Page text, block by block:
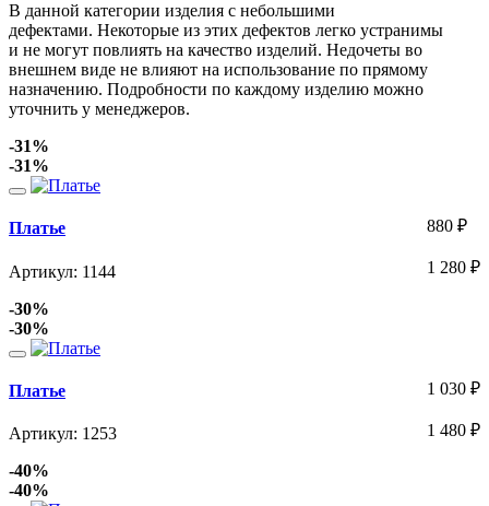
В данной категории изделия с небольшими
дефектами. Некоторые из этих дефектов легко устранимы
и не могут повлиять на качество изделий. Недочеты во
внешнем виде не влияют на использование по прямому
назначению. Подробности по каждому изделию можно
уточнить у менеджеров.
-31%
-31%
Платье
Артикул: 1144
880 ₽
1 280 ₽
-30%
-30%
Платье
Артикул: 1253
1 030 ₽
1 480 ₽
-40%
-40%